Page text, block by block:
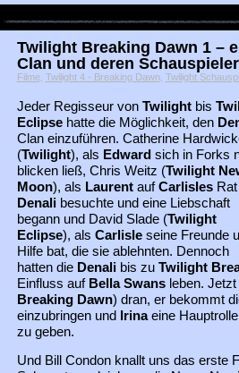
Twilight Breaking Dawn 1 –
Clan und deren Schauspieler
Filme, Twilight 4 - Breaking Dawn, Twilight
Jeder Regisseur von Twilight bis
Eclipsehatte die Möglichkeit, den
Clan einzuführen. Catherine
(Twilight), als Edward sich in Forks
blicken ließ, Chris Weitz (Twilight
Moon), als Laurent aufCarlisles
Denali besuchte und eine Liebschaft
begann und David Slade (Twilight
Eclipse), als Carlisle seine Freunde
Hilfe bat, die sie ablehnten. Dennoch
hatten die Denali bis zu Twilight
Einfluss auf Bella Swansleben. Jetzt
Breaking Dawn) dran, er bekommt
einzubringen und
Irinaeine
zu geben.
Und Bill Condon knallt uns das erste